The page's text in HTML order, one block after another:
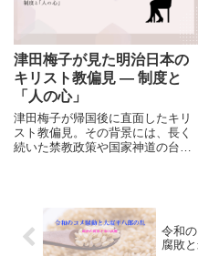
津田梅子が見た明治日本の
キリスト教偏見 ― 制度と
「人の心」
津田梅子が帰国後に直面したキリ
スト教偏見。その背景には、長く
続いた禁教政策や国家神道の台頭
令和
腐敗